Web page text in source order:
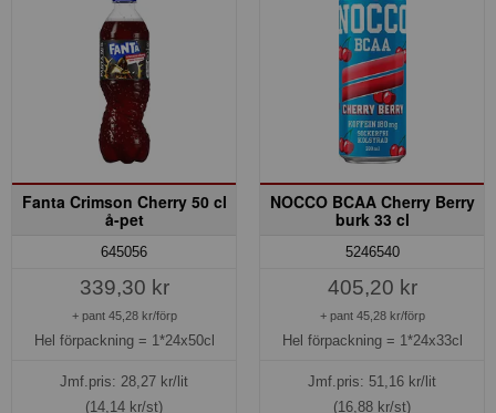
Fanta Crimson Cherry 50 cl
å-pet
645056
339,30 kr
+ pant 45,28 kr/förp
Hel förpackning = 1*24x50cl
Jmf.pris: 28,27 kr/lit
(14,14 kr/st)
NOCCO BCAA Cherry Berry
burk 33 cl
5246540
405,20 kr
+ pant 45,28 kr/förp
Hel förpackning = 1*24x33cl
Jmf.pris: 51,16 kr/lit
(16,88 kr/st)